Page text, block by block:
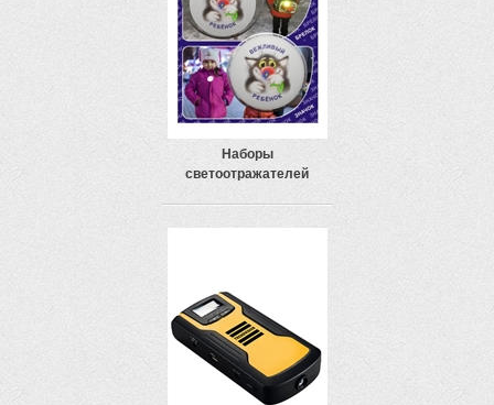
Наборы
светоотражателей